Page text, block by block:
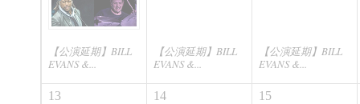
【公演延期】BILL
EVANS &...
【公演延期】BILL
EVANS &...
【公演延期】BILL
EVANS &...
13 14 15